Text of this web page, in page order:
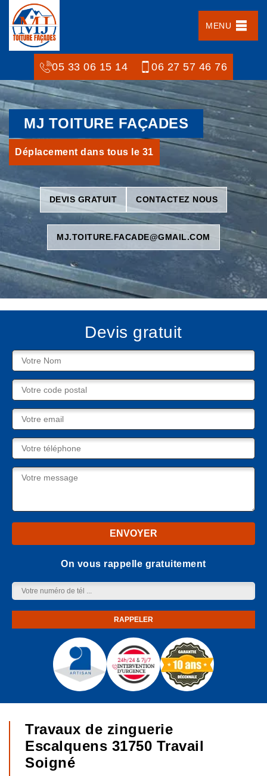
MENU
05 33 06 15 14 06 27 57 46 76
MJ TOITURE FAÇADES
Déplacement dans tous le 31
DEVIS GRATUIT CONTACTEZ NOUS
MJ.TOITURE.FACADE@GMAIL.COM
Devis gratuit
On vous rappelle gratuitement
Travaux de zinguerie
Escalquens 31750 Travail
Soigné